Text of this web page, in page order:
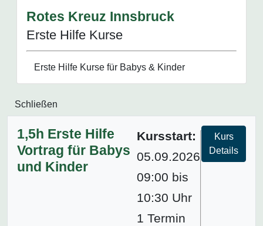
Rotes Kreuz Innsbruck
Erste Hilfe Kurse
Erste Hilfe Kurse für Babys & Kinder
Schließen
1,5h Erste Hilfe
Vortrag für Babys
und Kinder
Kursstart:
05.09.2026
09:00 bis
10:30 Uhr
1 Termin
Kurs
Details